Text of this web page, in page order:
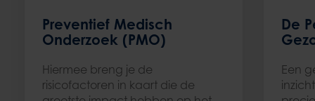
Preventief Medisch
Onderzoek (PMO)
Hiermee breng je de
risicofactoren in kaart die de
De
Een